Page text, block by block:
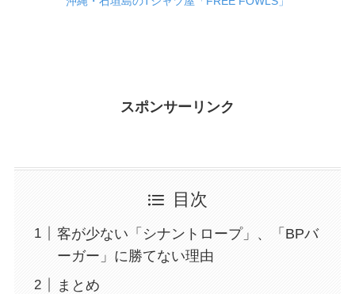
スポンサーリンク
目次
客が少ない「シナントロープ」、「BPバ
ーガー」に勝てない理由
まとめ